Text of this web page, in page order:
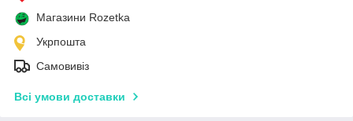
Магазини Rozetka
Укрпошта
Самовивіз
Всі умови доставки